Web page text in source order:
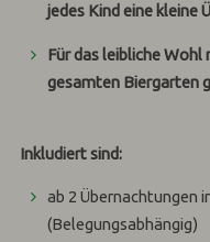
jedes Kind eine kleine
Für das leibliche
gesamten Biergarten
Inkludiert sind:
ab 2 Übernachtungen
(Belegungsabhängig)